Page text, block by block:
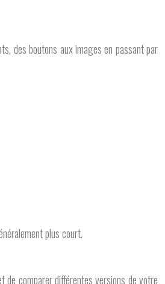
des boutons aux images en passant par
plus court.
comparer différentes versions de votre